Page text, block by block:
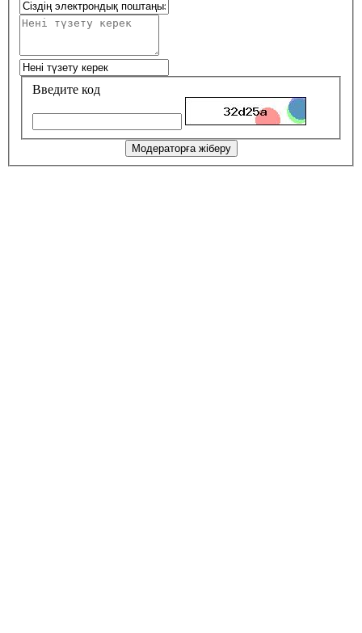
Введите код
Модераторға жіберу